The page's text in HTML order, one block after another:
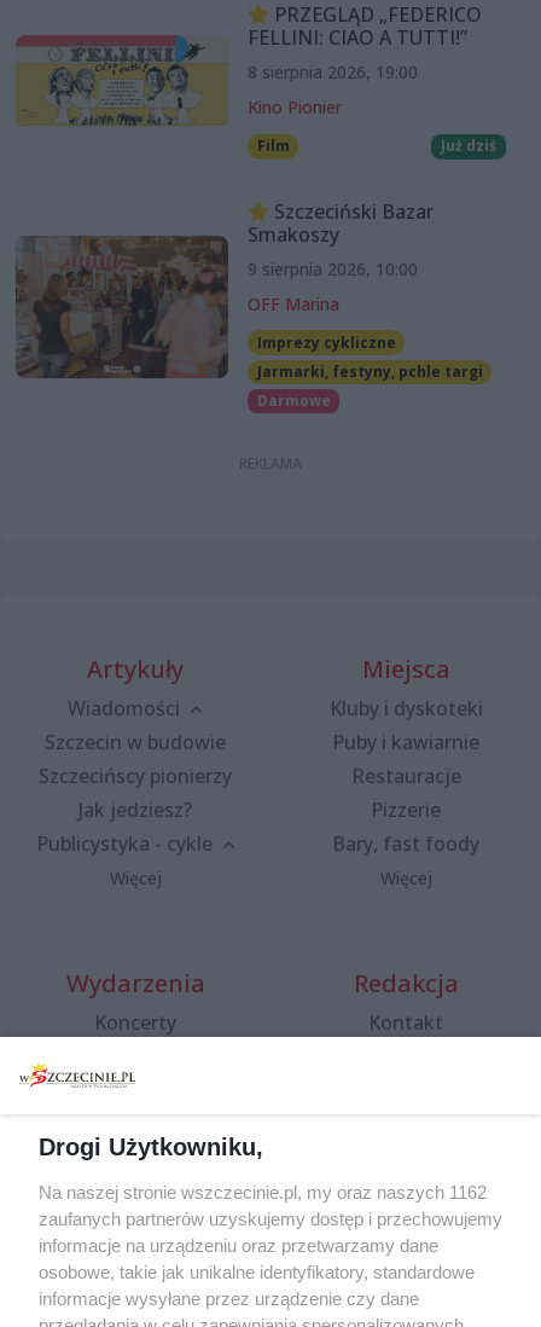
PRZEGLĄD „FEDERICO
FELLINI: CIAO A TUTTI!”
8 sierpnia 2026, 19:00
Kino Pionier
Film Już dziś
Szczeciński Bazar
Smakoszy
9 sierpnia 2026, 10:00
OFF Marina
Imprezy cykliczne
Jarmarki, festyny, pchle targi
Darmowe
Artykuły
Wiadomości
Szczecin w budowie
Szczecińscy pionierzy
Jak jedziesz?
Publicystyka - cykle
Więcej
Miejsca
Kluby i dyskoteki
Puby i kawiarnie
Restauracje
Pizzerie
Bary, fast foody
Więcej
Wydarzenia
Koncerty
Spacery i oprowadzania
targi
Wernisaże
Więcej
Redakcja
Kontakt
Specjalny koncert z okazji
20. urodzin portalu
wSzczecinie.pl
Regulamin konkursów
śniadaniówka "Hej
Drogi Użytkowniku,
Na naszej stronie wszczecinie.pl, my oraz naszych 1162
zaufanych partnerów uzyskujemy dostęp i przechowujemy
informacje na urządzeniu oraz przetwarzamy dane
osobowe, takie jak unikalne identyfikatory, standardowe
informacje wysyłane przez urządzenie czy dane